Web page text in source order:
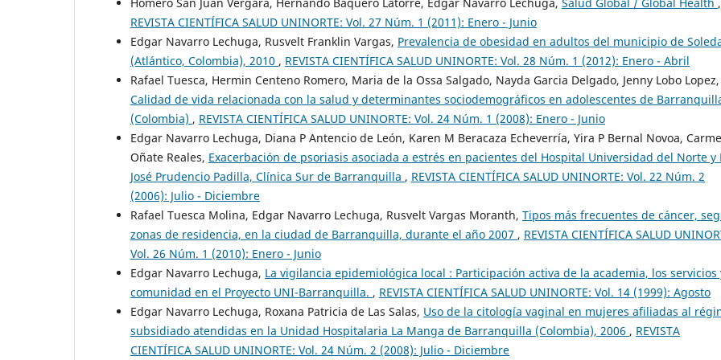
REVISTA CIENTÍFICA SALUD UNINORTE: Vol. 27 Núm. 1 (2011): Enero - Junio
Edgar Navarro Lechuga, Rusvelt Franklin Vargas, Prevalencia de obesidad en adultos del municipio de
(Atlántico, Colombia), 2010 , REVISTA CIENTÍFICA SALUD UNINORTE: Vol. 28 Núm. 1 (2012): Enero - Abril
Rafael Tuesca, Hermin Centeno Romero, Maria de la Ossa Salgado, Nayda Garcia Delgado, Jenny Lobo Lopez,
Calidad de vida relacionada con la salud y determinantes sociodemográficos en adolescentes de
(Colombia) , REVISTA CIENTÍFICA SALUD UNINORTE: Vol. 24 Núm. 1 (2008): Enero - Junio
Edgar Navarro Lechuga, Diana P Antencio de León, Karen M Beracaza Echeverría, Yira P Bernal Novoa,
Oñate Reales, Exacerbación de psoriasis asociada a estrés en pacientes del Hospital Universidad del Norte y
José Prudencio Padilla, Clínica Sur de Barranquilla , REVISTA CIENTÍFICA SALUD UNINORTE: Vol. 22 Núm. 2
(2006): Julio - Diciembre
Rafael Tuesca Molina, Edgar Navarro Lechuga, Rusvelt Vargas Moranth, Tipos más frecuentes de cáncer,
zonas de residencia, en la ciudad de Barranquilla, durante el año 2007 , REVISTA CIENTÍFICA SALUD
Vol. 26 Núm. 1 (2010): Enero - Junio
Edgar Navarro Lechuga, La vigilancia epidemiológica local : Participación activa de la academia, los servicios
comunidad en el Proyecto UNI-Barranquilla. , REVISTA CIENTÍFICA SALUD UNINORTE: Vol. 14 (1999): Agosto
Edgar Navarro Lechuga, Roxana Patricia de Las Salas, Uso de la citología vaginal en mujeres afiliadas al
subsidiado atendidas en la Unidad Hospitalaria La Manga de Barranquilla (Colombia), 2006 , REVISTA
CIENTÍFICA SALUD UNINORTE: Vol. 24 Núm. 2 (2008): Julio - Diciembre